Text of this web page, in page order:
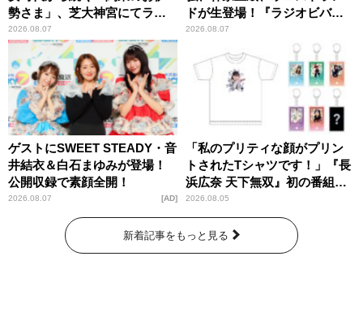
勢さま」、芝大神宮にてラン
パンプスが合格祈願！
2026.08.07
ドが生登場！『ラジオビバリ
ー昼ズ』
2026.08.07
ゲストにSWEET STEADY・音
井結衣＆白石まゆみが登場！
公開収録で素顔全開！
2026.08.07 AD
「私のプリティな顔がプリン
トされたTシャツです！」『長
浜広奈 天下無双』初の番組グ
ッズ発売
2026.08.05
新着記事をもっと見る